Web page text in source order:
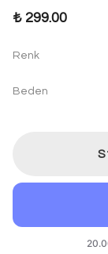
₺ 299.00
Renk
Beden